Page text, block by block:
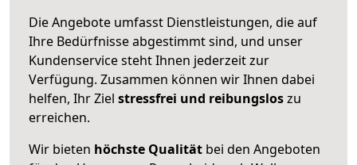
Die Angebote umfasst Dienstleistungen, die auf
Ihre Bedürfnisse abgestimmt sind, und unser
Kundenservice steht Ihnen jederzeit zur
Verfügung. Zusammen können wir Ihnen dabei
helfen, Ihr Ziel stressfrei und reibungsloszu
erreichen.
Wir bieten höchste Qualität bei den Angeboten